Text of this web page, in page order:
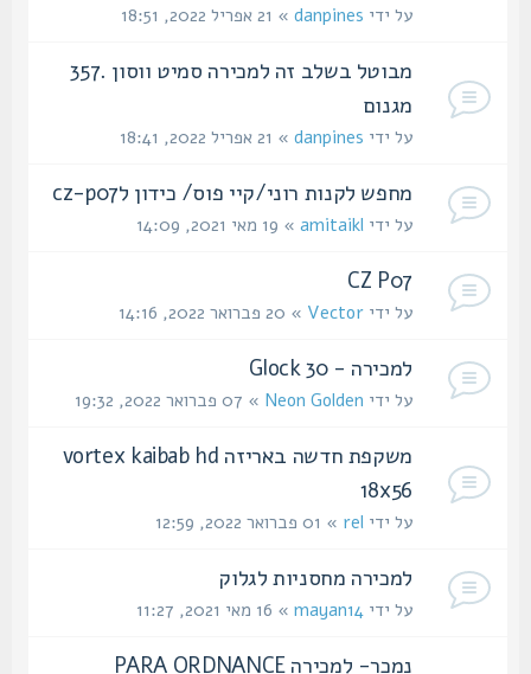
על ידיdanpines» 21 אפריל 2022, 18:51
מבוטל בשלב זה למכירה סמיט ווסון .357
מגנום
על ידיdanpines» 21 אפריל 2022, 18:41
מחפש לקנות רוני/קיי פוס/ כידון לcz-p07
על ידיamitaikl» 19 מאי 2021, 14:09
CZ P07
על ידיVector» 20 פברואר 2022, 14:16
למכירה - Glock 30
על ידיNeon Golden» 07 פברואר 2022, 19:32
משקפת חדשה באריזה vortex kaibab hd
18x56
על ידיrel» 01 פברואר 2022, 12:59
למכירה מחסניות לגלוק
על ידיmayan14» 16 מאי 2021, 11:27
נמכר- למכירה PARA ORDNANCE